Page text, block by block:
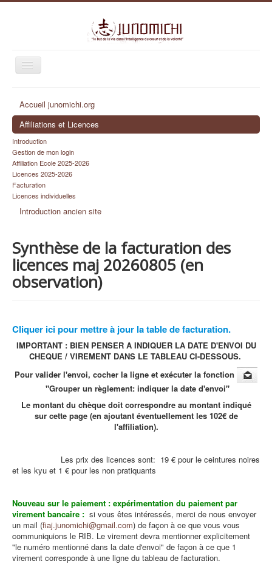
Basculer
la
Identifiant
Mot de passe
Se souvenir de moi
Connexion
Identifiant oublié ?
Mot de passe oublié ?
Accueil junomichi.org
Affiliations et Licences
Introduction
Gestion de mon login
Affiliation Ecole 2025-2026
Licences 2025-2026
Facturation
Licences individuelles
Introduction ancien site
Synthèse de la facturation des
licences maj 20260805 (en
observation)
Cliquer ici pour mettre à jour la table de facturation.
IMPORTANT : BIEN PENSER A INDIQUER LA DATE D'ENVOI DU
CHEQUE / VIREMENT DANS LE TABLEAU CI-DESSOUS.
Pour valider l'envoi, cocher la ligne et exécuter la fonction
"Grouper un règlement: indiquer la date d'envoi"
Le montant du chèque doit correspondre au montant indiqué
sur cette page (en ajoutant éventuellement les 102€ de
l'affiliation).
Les prix des licences sont: 19 € pour le ceintures noires
et les kyu et 1 € pour les non pratiquants
Nouveau sur le paiement : expérimentation du paiement par
virement bancaire : si vous êtes intéressés, merci de nous envoyer
un mail (fiaj.junomichi@gmail.com) de façon à ce que vous vous
communiquions le RIB. Le virement devra mentionner explicitement
"le numéro mentionné dans la date d'envoi" de façon à ce que 1
virement corresponde à une ligne du tableau de facturation.